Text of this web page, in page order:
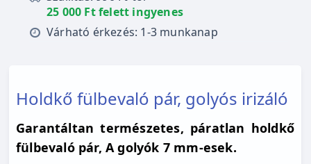
25 000 Ft felett ingyenes
Várható érkezés: 1-3 munkanap
Holdkő fülbevaló pár, golyós irizáló
Garantáltan természetes, páratlan holdkő
fülbevaló pár, A golyók 7 mm-esek.